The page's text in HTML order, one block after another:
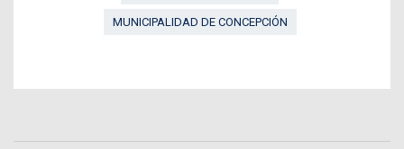
MUNICIPALIDAD DE CONCEPCIÓN